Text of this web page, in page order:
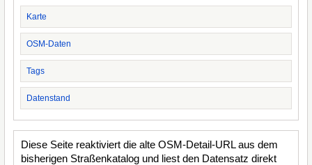
Karte
OSM-Daten
Tags
Datenstand
Diese Seite reaktiviert die alte OSM-Detail-URL aus dem
bisherigen Straßenkatalog und liest den Datensatz direkt